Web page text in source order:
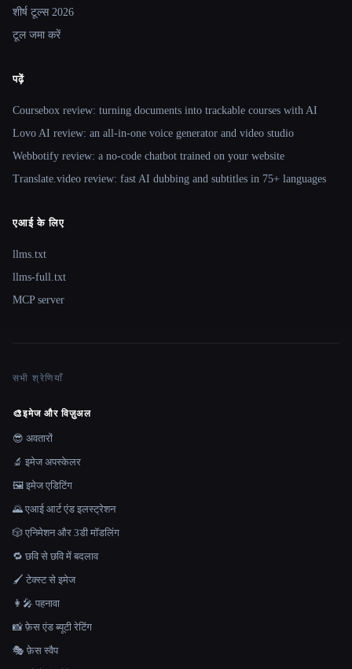
शीर्ष टूल्स 2026
टूल जमा करें
पढ़ें
Coursebox review: turning documents into trackable courses with AI
Lovo AI review: an all-in-one voice generator and video studio
Webbotify review: a no-code chatbot trained on your website
Translate.video review: fast AI dubbing and subtitles in 75+ languages
एआई के लिए
llms.txt
llms-full.txt
MCP server
सभी श्रेणियाँ
🎨इमेज और विज़ुअल
😎 अवतारों
🔬 इमेज अपस्केलर
🖼️ इमेज एडिटिंग
🌄 एआई आर्ट एंड इलस्ट्रेशन
🎲 एनिमेशन और 3डी मॉडलिंग
🔁 छवि से छवि में बदलाव
🖌️ टेक्स्ट से इमेज
👩‍🎤 पहनावा
📸 फ़ेस एंड ब्यूटी रेटिंग
🎭 फ़ेस स्वैप